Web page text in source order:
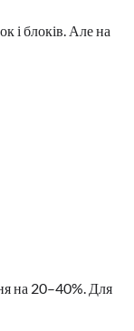
і блоків. Але на
на 20–40%. Для